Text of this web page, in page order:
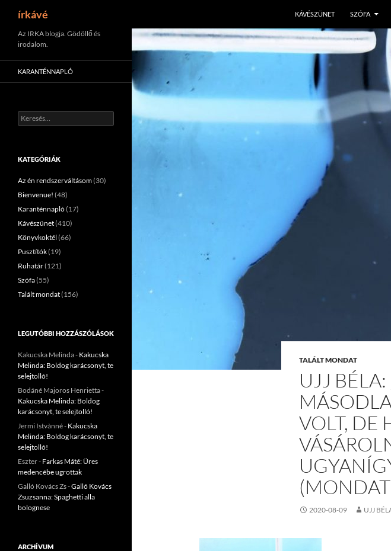
Tartalomhoz
írkávé KÁVÉSZÜNET SZÓFA
TALÁLT MONDAT
UJJ BÉLA:
VOLT, DE
2020-08-09 UJJ
Az IRKA blogja. Gödöllő és
irodalom.
KARANTÉNNAPLÓ
Keresés:
KATEGÓRIÁK
Az én rendszerváltásom(30)
Bienvenue! (48)
Karanténnapló(17)
Kávészünet(410)
Könyvkoktél (66)
Pusztítók(19)
Ruhatár(121)
Szófa(55)
Talált mondat(156)
LEGUTÓBBI HOZZÁSZÓLÁSOK
Kakucska Melinda- Kakucska
Melinda: Boldog karácsonyt, te
selejtolló!
Bodáné Majoros Henrietta-
Kakucska Melinda: Boldog
karácsonyt, te selejtolló!
Jermi Istvànné- Kakucska
Melinda: Boldog karácsonyt, te
selejtolló!
Eszter- Farkas Máté: Üres
medencébe ugrottak
Galló Kovács Zs-Galló Kovács
Zsuzsanna: Spaghetti alla
bolognese
ARCHÍVUM